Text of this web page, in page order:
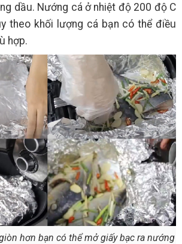
dầu. Nướng cá ở nhiệt độ 200 độ C
theo khối lượng cá bạn có thể điều
hợp.
hơn bạn có thể mở giấy bạc ra nướng